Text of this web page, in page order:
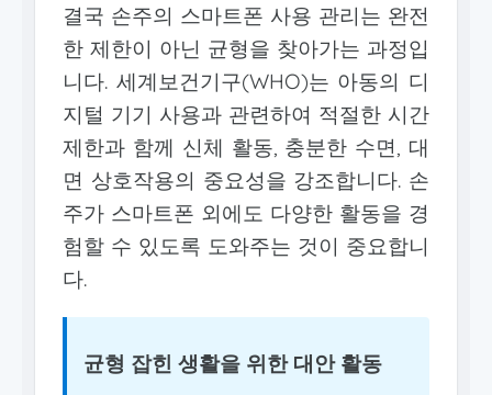
결국 손주의 스마트폰 사용 관리는 완전
한 제한이 아닌 균형을 찾아가는 과정입
니다. 세계보건기구(WHO)는 아동의 디
지털 기기 사용과 관련하여 적절한 시간
제한과 함께 신체 활동, 충분한 수면, 대
면 상호작용의 중요성을 강조합니다. 손
주가 스마트폰 외에도 다양한 활동을 경
험할 수 있도록 도와주는 것이 중요합니
다.
균형 잡힌 생활을 위한 대안 활동